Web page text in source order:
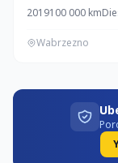
2019100 000 km
Wabrzezno